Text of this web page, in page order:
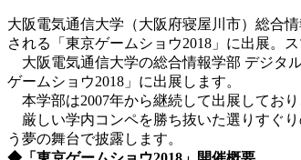
大阪電気通信大学（大阪府寝屋川市）総合
される「東京ゲームショウ2018」に出展。
大阪電気通信大学の総合情報学部 デジタ
ゲームショウ2018」に出展します。
本学部は2007年から継続して出展してお
厳しい学内コンペを勝ち抜いた選りすぐ
う夢の舞台で披露します。